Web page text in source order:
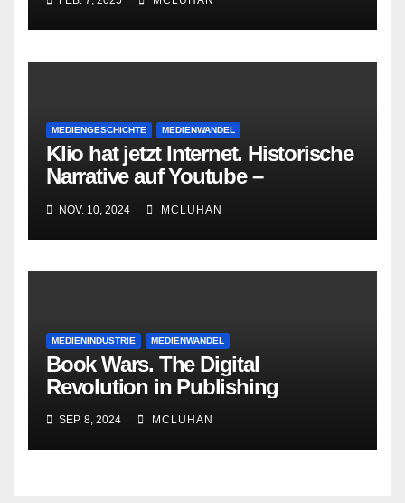
MEDIENGESCHICHTE MEDIENWANDEL
Klio hat jetzt Internet. Historische
Narrative auf Youtube –
Aushandlung
NOV. 10, 2024 MCLUHAN
MEDIENINDUSTRIE MEDIENWANDEL
Book Wars. The Digital
Revolution in Publishing
SEP. 8, 2024 MCLUHAN